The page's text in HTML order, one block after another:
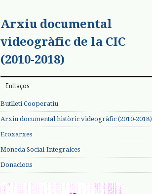
Arxiu documental
videogràfic de la CIC
(2010-2018)
Enllaços
Butlletí Cooperatiu
Arxiu documental històric videogràfic (2010-2018)
Ecoxarxes
Moneda Social-Integralces
Donacions